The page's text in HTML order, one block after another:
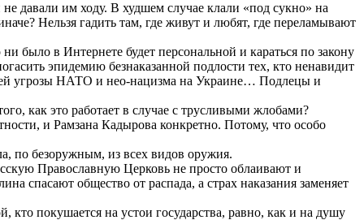
давали им ходу. В худшем случае клали «под сукно» на
Нельзя гадить там, где живут и любят, где переламывают
было в Интернете будет персональной и караться по закону
эпидемию безнаказанной подлости тех, кто ненавидит
угрозы НАТО и нео-нацизма на Украине… Подлецы и
как это работает в случае с трусливыми жлобами?
и Рамзана Кадырова конкретно. Потому, что особо
по безоружным, из всех видов оружия.
Православную Церковь не просто облаивают и
спасают общество от распада, а страх наказания заменяет
покушается на устои государства, равно, как и на душу